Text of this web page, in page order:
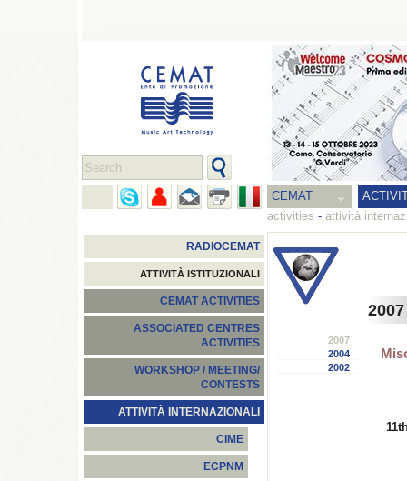
CEMAT
activities - attività
RADIOCEMAT
ATTIVITÀ ISTITUZIONALI
CEMAT ACTIVITIES
ASSOCIATED CENTRES
ACTIVITIES
WORKSHOP / MEETING/
CONTESTS
ATTIVITÀ INTERNAZIONALI
CIME
ECPNM
2007
2004
2002
2007